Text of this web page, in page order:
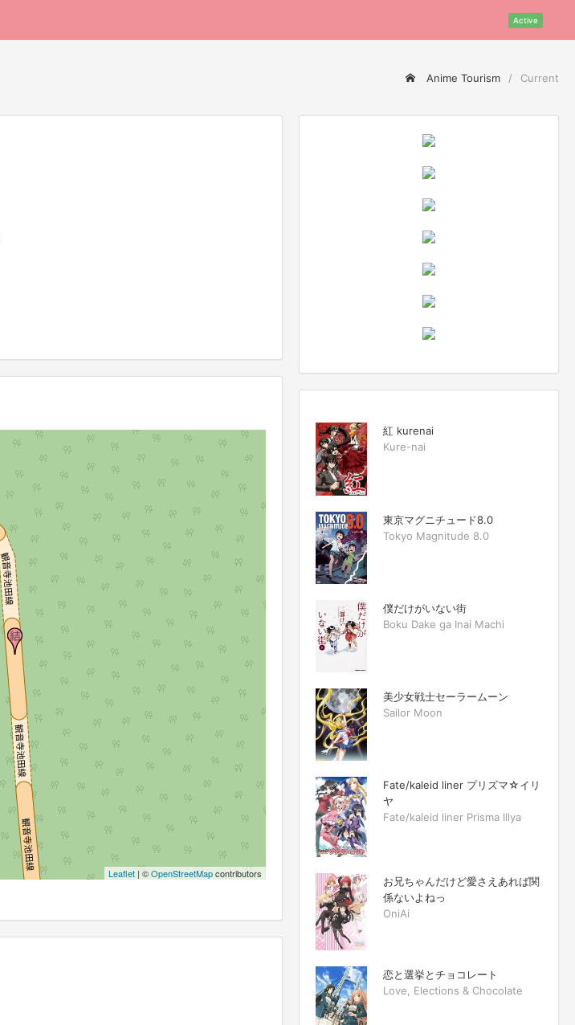
Active
Anime Tourism Current
Leaflet | ©OpenStreetMapcontributors
紅 kurenai
Kure-nai
東京マグニチュード8.0
Tokyo Magnitude 8.0
僕だけがいない街
Boku Dake ga Inai Machi
美少女戦士セーラームーン
Sailor Moon
Fate/kaleid liner プリズマ☆イリ
ヤ
Fate/kaleid liner Prisma Illya
お兄ちゃんだけど愛さえあれば関
係ないよねっ
OniAi
恋と選挙とチョコレート
Love, Elections & Chocolate